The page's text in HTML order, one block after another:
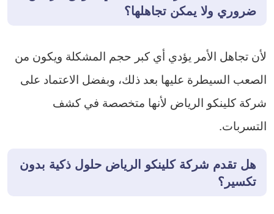
ضروري ولا يمكن تجاهلها؟
لأن تجاهل الأمر يؤدي أي كبر حجم المشكلة ويكون من
الصعب السيطرة عليها بعد ذلك، وبفضل الاعتماد على
شركة كلينكو الرياض لأنها متخصصة في كشف
التسربات.
هل تقدم شركة كلينكو الرياض حلول ذكية بدون
تكسير؟